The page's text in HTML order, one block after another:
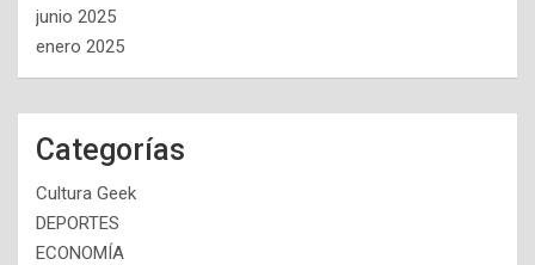
junio 2025
enero 2025
Categorías
Cultura Geek
DEPORTES
ECONOMÍA